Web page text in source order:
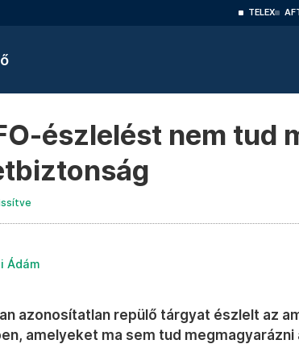
TELEX
észlelést nem tud
Ádám
azonosítatlan repülő tárgyat észlelt az
amelyeket ma sem tud megmagyarázni